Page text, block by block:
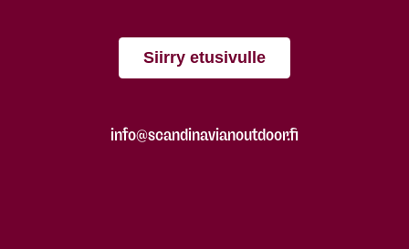
Siirry etusivulle
info@scandinavianoutdoor.fi